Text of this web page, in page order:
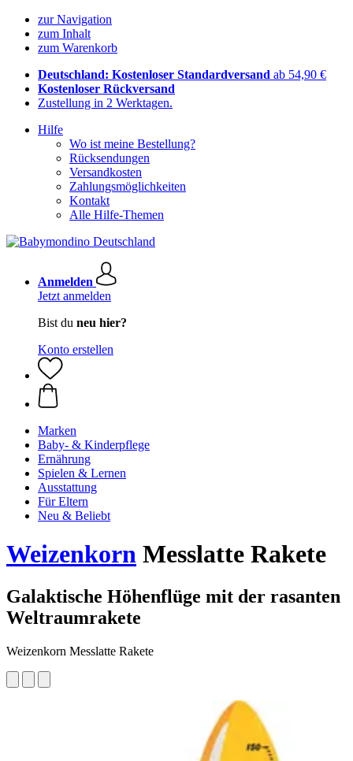
zur Navigation
zum Inhalt
zum Warenkorb
Deutschland: Kostenloser Standardversand ab 54,90 €
Kostenloser Rückversand
Zustellung in 2 Werktagen.
Hilfe
Wo ist meine Bestellung?
Rücksendungen
Versandkosten
Zahlungsmöglichkeiten
Kontakt
Alle Hilfe-Themen
Anmelden
Jetzt anmelden
Bist du neu hier?
Konto erstellen
Marken
Baby- & Kinderpflege
Ernährung
Spielen & Lernen
Ausstattung
Für Eltern
Neu & Beliebt
Weizenkorn Messlatte Rakete
Galaktische Höhenflüge mit der rasanten
Weltraumrakete
Weizenkorn Messlatte Rakete